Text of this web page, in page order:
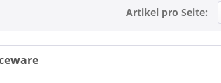
Artikel pro Seite: